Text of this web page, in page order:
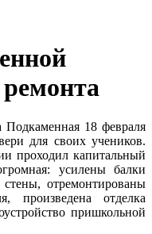
Подкаменная 18 февраля
для своих учеников.
проходил капитальный
усилены балки
отремонтированы
произведена отделка
пришкольной